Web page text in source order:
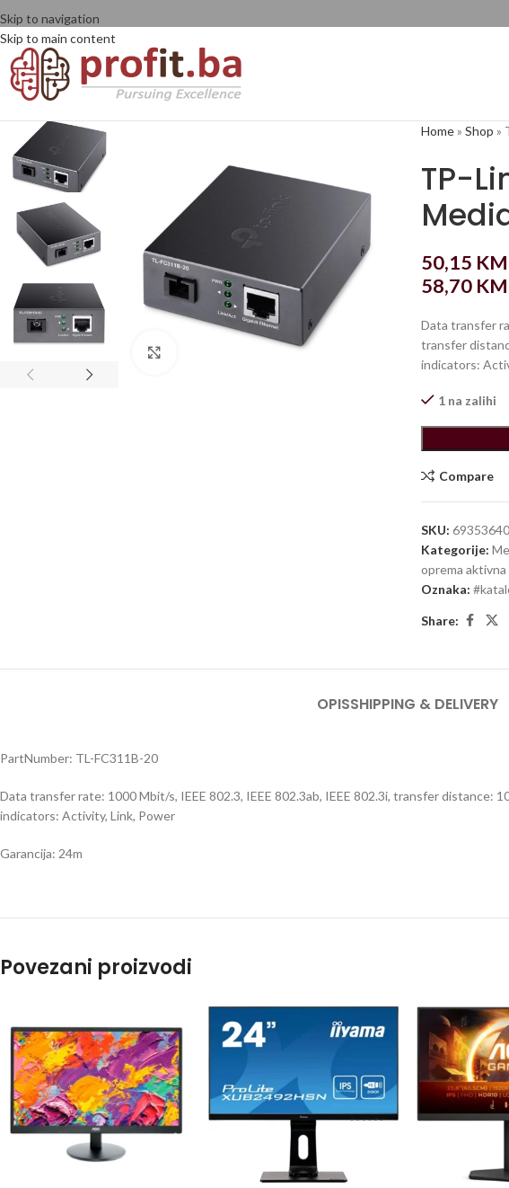
Skip to navigation
Skip to main content
Home»Shop »
TP-
50,15 KM
58,70 KM
Data transfer
transfer
indicators:
1 na zalihi
Compare
SKU:
Kategorije:
oprema aktivna
Oznaka:
Share:
OPISSHIPPING & DELIVERY
PartNumber: TL-FC311B-20
Data transfer rate: 1000 Mbit/s, IEEE 802.3, IEEE 802.3ab, IEEE 802.3i, transfer distance:
indicators: Activity, Link, Power
Garancija: 24m
Povezani proizvodi